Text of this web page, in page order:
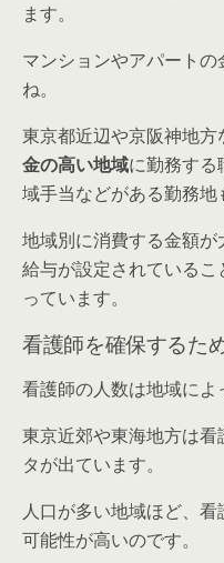
ます。
マンションやアパート
ね。
東京都近辺や京阪神地方
金の高い地域に勤務す
域手当などがある勤務地
地域別に消費する金額が
給与が設定されているこ
っています。
看護師を確保するた
看護師の人数は地域によ
東京近郊や東海地方は
タが出ています。
人口が多い地域ほど、
可能性が高いのです。